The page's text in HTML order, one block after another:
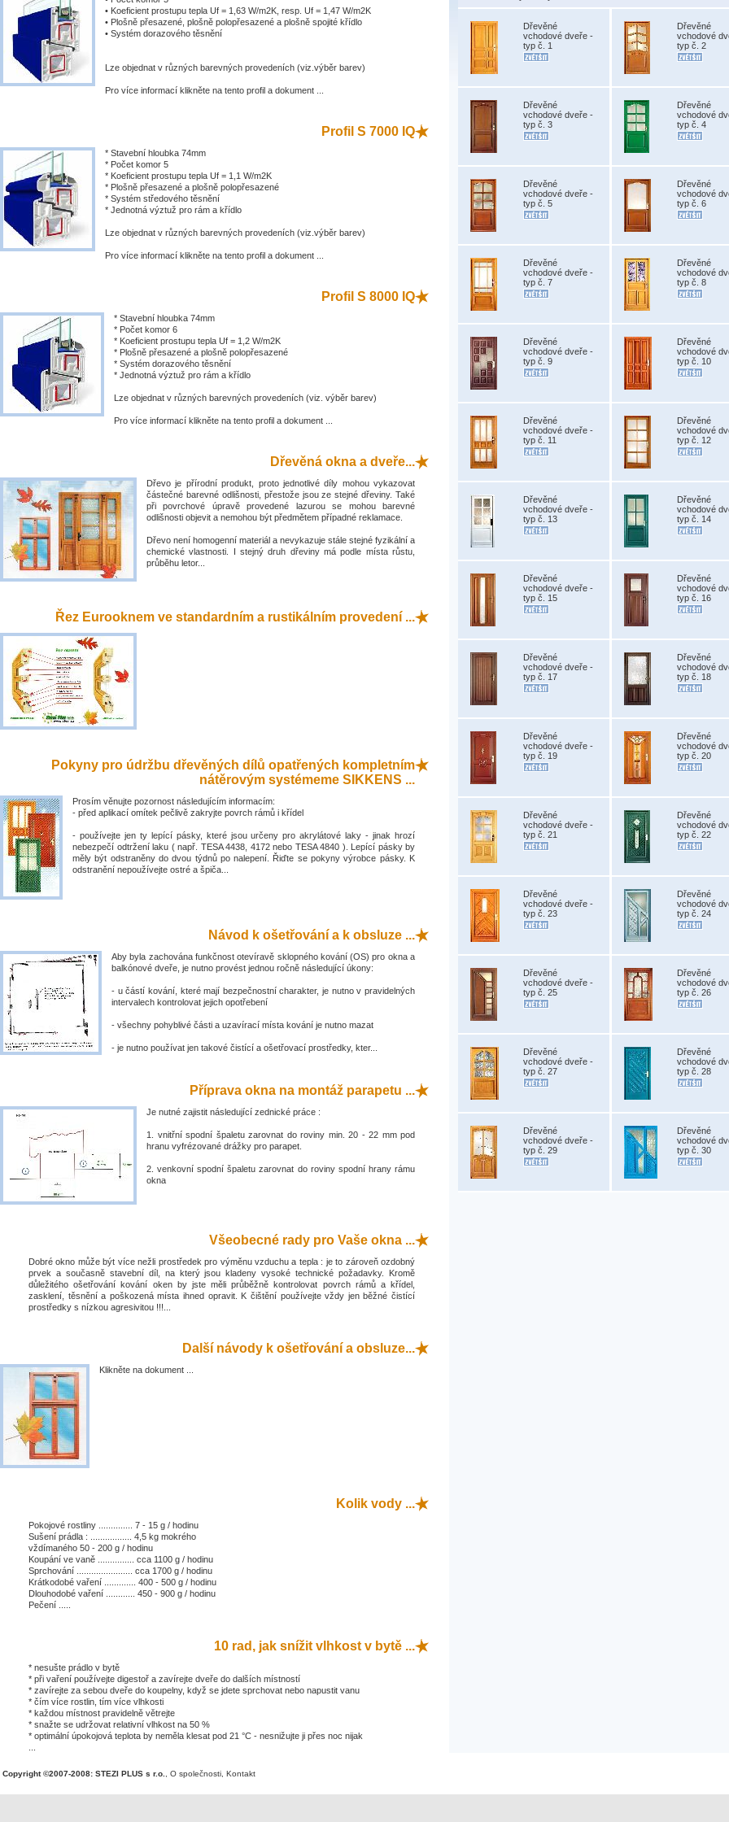
• Koeficient prostupu tepla Uf = 1,63 W/m2K, resp. Uf = 1,47 W/m2K
• Plošně přesazené, plošně polopřesazené a plošně spojité křídlo
• Systém dorazového těsnění
Lze objednat v různých barevných provedeních (viz.výběr barev)
Pro více informací klikněte na tento profil a dokument ...
Profil S 7000 IQ
* Stavební hloubka 74mm
* Počet komor 5
* Koeficient prostupu tepla Uf = 1,1 W/m2K
* Plošně přesazené a plošně polopřesazené
* Systém středového těsnění
* Jednotná výztuž pro rám a křídlo
Lze objednat v různých barevných provedeních (viz.výběr barev)
Pro více informací klikněte na tento profil a dokument ...
Profil S 8000 IQ
* Stavební hloubka 74mm
* Počet komor 6
* Koeficient prostupu tepla Uf = 1,2 W/m2K
* Plošně přesazené a plošně polopřesazené
* Systém dorazového těsnění
* Jednotná výztuž pro rám a křídlo
Lze objednat v různých barevných provedeních (viz. výběr barev)
Pro více informací klikněte na tento profil a dokument ...
Dřevěná okna a dveře...
Dřevo je přírodní produkt, proto jednotlivé díly mohou vykazovat
částečné barevné odlišnosti, přestože jsou ze stejné dřeviny. Také
při povrchové úpravě provedené lazurou se mohou barevné
odlišnosti objevit a nemohou být předmětem případné reklamace.
Dřevo není homogenní materiál a nevykazuje stále stejné fyzikální a
chemické vlastnosti. I stejný druh dřeviny má podle místa růstu,
průběhu letor...
Řez Eurooknem ve standardním a rustikálním provedení ...
Pokyny pro údržbu dřevěných dílů opatřených kompletním
nátěrovým systémeme SIKKENS ...
Prosím věnujte pozornost následujícím informacím:
- před aplikací omítek pečlivě zakryjte povrch rámů i křídel
- používejte jen ty lepící pásky, které jsou určeny pro akrylátové laky - jinak hrozí
nebezpečí odtržení laku ( např. TESA 4438, 4172 nebo TESA 4840 ). Lepící pásky by
měly být odstraněny do dvou týdnů po nalepení. Řiďte se pokyny výrobce pásky. K
odstranění nepoužívejte ostré a špiča...
Návod k ošetřování a k obsluze ...
Aby byla zachována funkčnost otevíravě sklopného kování (OS) pro okna a
balkónové dveře, je nutno provést jednou ročně následující úkony:
- u částí kování, které mají bezpečnostní charakter, je nutno v pravidelných
intervalech kontrolovat jejich opotřebení
- všechny pohyblivé části a uzavírací místa kování je nutno mazat
- je nutno používat jen takové čistící a ošetřovací prostředky, kter...
Příprava okna na montáž parapetu ...
Je nutné zajistit následující zednické práce :
1. vnitřní spodní špaletu zarovnat do roviny min. 20 - 22 mm pod
hranu vyfrézované drážky pro parapet.
2. venkovní spodní špaletu zarovnat do roviny spodní hrany rámu
okna
Všeobecné rady pro Vaše okna ...
Dobré okno může být více nežli prostředek pro výměnu vzduchu a tepla : je to zároveň ozdobný
prvek a současně stavební díl, na který jsou kladeny vysoké technické požadavky. Kromě
důležitého ošetřování kování oken by jste měli průběžně kontrolovat povrch rámů a křídel,
zasklení, těsnění a poškozená místa ihned opravit. K čištění používejte vždy jen běžné čistící
prostředky s nízkou agresivitou !!!...
Další návody k ošetřování a obsluze...
Klikněte na dokument ...
Kolik vody ...
Pokojové rostliny .............. 7 - 15 g / hodinu
Sušení prádla : ................. 4,5 kg mokrého
vždímaného 50 - 200 g / hodinu
Koupání ve vaně ............... cca 1100 g / hodinu
Sprchování ....................... cca 1700 g / hodinu
Krátkodobé vaření ............. 400 - 500 g / hodinu
Dlouhodobé vaření ............ 450 - 900 g / hodinu
Pečení .....
10 rad, jak snížit vlhkost v bytě ...
* nesušte prádlo v bytě
* při vaření používejte digestoř a zavírejte dveře do dalších místností
* zavírejte za sebou dveře do koupelny, když se jdete sprchovat nebo napustit vanu
* čím více rostlin, tím více vlhkosti
* každou místnost pravidelně větrejte
* snažte se udržovat relativní vlhkost na 50 %
* optimální úpokojová teplota by neměla klesat pod 21 °C - nesnižujte ji přes noc nijak
Dřevěné
vchodové dveře -
typ č. 1
Dřevěné
vchodové
typ č. 2
Dřevěné
vchodové dveře -
typ č. 3
Dřevěné
vchodové
typ č. 4
Dřevěné
vchodové dveře -
typ č. 5
Dřevěné
vchodové
typ č. 6
Dřevěné
vchodové dveře -
typ č. 7
Dřevěné
vchodové
typ č. 8
Dřevěné
vchodové dveře -
typ č. 9
Dřevěné
vchodové
typ č. 10
Dřevěné
vchodové dveře -
typ č. 11
Dřevěné
vchodové
typ č. 12
Dřevěné
vchodové dveře -
typ č. 13
Dřevěné
vchodové
typ č. 14
Dřevěné
vchodové dveře -
typ č. 15
Dřevěné
vchodové
typ č. 16
Dřevěné
vchodové dveře -
typ č. 17
Dřevěné
vchodové
typ č. 18
Dřevěné
vchodové dveře -
typ č. 19
Dřevěné
vchodové
typ č. 20
Dřevěné
vchodové dveře -
typ č. 21
Dřevěné
vchodové
typ č. 22
Dřevěné
vchodové dveře -
typ č. 23
Dřevěné
vchodové
typ č. 24
Dřevěné
vchodové dveře -
typ č. 25
Dřevěné
vchodové
typ č. 26
Dřevěné
vchodové dveře -
typ č. 27
Dřevěné
vchodové
typ č. 28
Dřevěné
vchodové dveře -
typ č. 29
Dřevěné
vchodové
typ č. 30
Copyright ©2007-2008: STEZI PLUS s r.o. O společnosti Kontakt